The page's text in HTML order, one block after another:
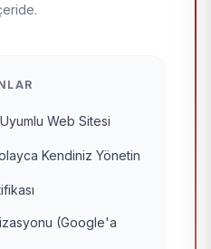
Web Sitesi
Kendiniz Yönetin
(Google'a